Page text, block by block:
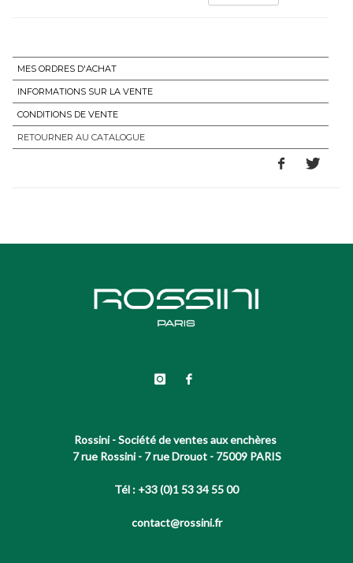
MES ORDRES D'ACHAT
INFORMATIONS SUR LA VENTE
CONDITIONS DE VENTE
RETOURNER AU CATALOGUE
Rossini - Société de ventes aux enchères
7 rue Rossini - 7 rue Drouot - 75009 PARIS
Tél : +33 (0)1 53 34 55 00
contact@rossini.fr